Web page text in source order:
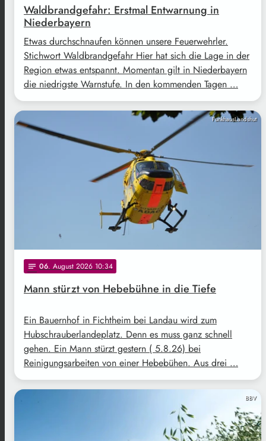
Waldbrandgefahr: Erstmal Entwarnung in
Niederbayern
Etwas durchschnaufen können unsere Feuerwehrler.
Stichwort Waldbrandgefahr Hier hat sich die Lage in der
Region etwas entspannt. Momentan gilt in Niederbayern
die niedrigste Warnstufe. In den kommenden Tagen …
FunkhausLandshut
notes 06. August 2026 10:34
Mann stürzt von Hebebühne in die Tiefe
Ein Bauernhof in Fichtheim bei Landau wird zum
Hubschrauberlandeplatz. Denn es muss ganz schnell
gehen. Ein Mann stürzt gestern ( 5.8.26) bei
Reinigungsarbeiten von einer Hebebühen. Aus drei …
BBV